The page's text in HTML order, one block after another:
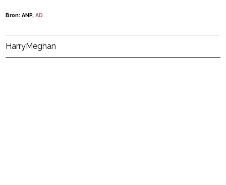
Bron: ANP,AD
Post Views: 6
HarryMeghan